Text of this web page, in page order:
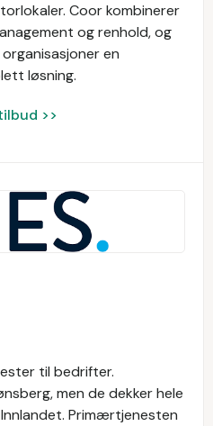
Coor kombinerer
og renhold, og
en
løsning.
>>
til bedrifter.
men de dekker hele
Primærtjenesten